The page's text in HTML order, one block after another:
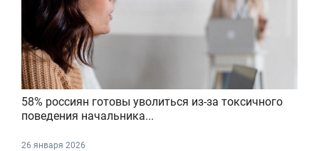
58% россиян готовы уволиться из-за токсичного
поведения начальника...
26 января 2026